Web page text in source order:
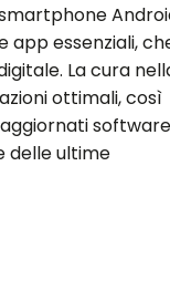
essenziali,
La cura
ottimali, così
software
delle ultime